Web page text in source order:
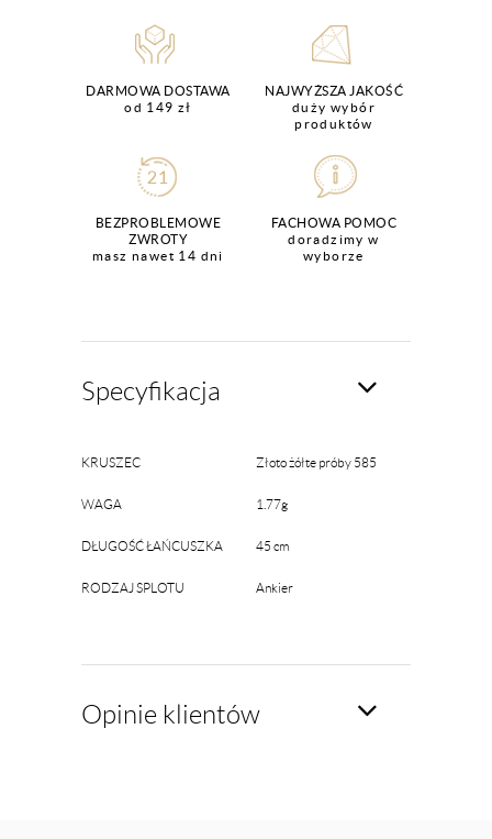
DARMOWA DOSTAWA
od 149 zł
NAJWYŻSZA JAKOŚĆ
duży wybór
produktów
BEZPROBLEMOWE
ZWROTY
masz nawet 14 dni
FACHOWA POMOC
doradzimy w
wyborze
Specyfikacja
KRUSZEC Złoto żółte próby 585
WAGA 1.77g
DŁUGOŚĆ ŁAŃCUSZKA 45 cm
RODZAJ SPLOTU Ankier
Opinie klientów